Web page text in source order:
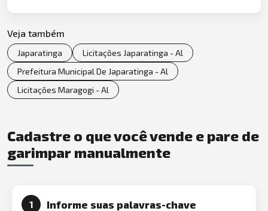
Veja também
Japaratinga
Licitações Japaratinga - Al
Prefeitura Municipal De Japaratinga - Al
Licitações Maragogi - Al
Cadastre o que você vende e pare de
garimpar manualmente
1 Informe suas palavras-chave